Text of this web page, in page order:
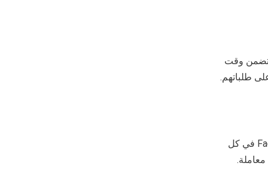
وقت
طلباتهم.
يفرض Facebook Marketplace رسومًا، مما يعني أنه يتعين عليك الدفع لـ Facebook Marketplace في كل